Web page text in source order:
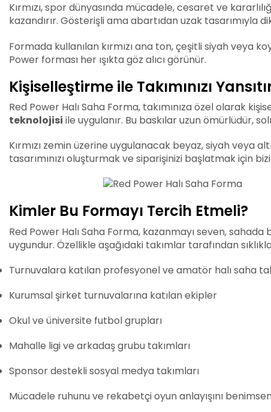
Kırmızı, spor dünyasında mücadele, cesaret ve
kazandırır. Gösterişli ama abartıdan uzak
Formada kullanılan kırmızı ana ton, çeşitli siyah veya
Power forması her ışıkta göz alıcı görünür.
Kişiselleştirme ile Takımınızı
Red Power Halı Saha Forma, takımınıza özel olarak
teknolojisi ile uygulanır. Bu baskılar uzun ömürlüdür,
Kırmızı zemin üzerine uygulanacak beyaz, siyah veya
tasarımınızı oluşturmak ve siparişinizi başlatmak için
Kimler Bu Formayı Tercih Etmeli?
Red Power Halı Saha Forma, kazanmayı seven,
uygundur. Özellikle aşağıdaki takımlar tarafından
Turnuvalara katılan profesyonel ve amatör halı saha
Kurumsal şirket turnuvalarına katılan ekipler
Okul ve üniversite futbol grupları
Mahalle ligi ve arkadaş grubu takımları
Sponsor destekli sosyal medya takımları
Mücadele ruhunu ve rekabetçi oyun anlayışını